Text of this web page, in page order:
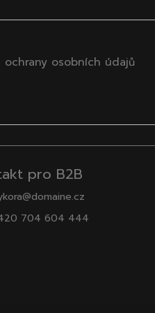
ochrany osobních údajů
pro B2B
704 604 444